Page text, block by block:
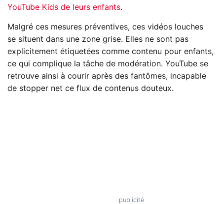
YouTube Kids de leurs enfants.
Malgré ces mesures préventives, ces vidéos louches
se situent dans une zone grise. Elles ne sont pas
explicitement étiquetées comme contenu pour enfants,
ce qui complique la tâche de modération. YouTube se
retrouve ainsi à courir après des fantômes, incapable
de stopper net ce flux de contenus douteux.